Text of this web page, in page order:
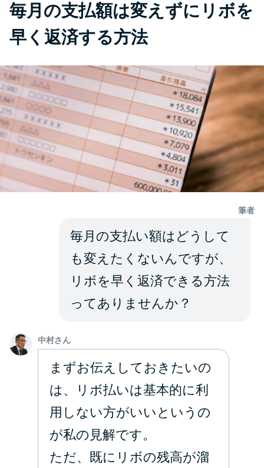
学生がお金を借りる方法は？親
へのバレにくさや将来への影響
を解説
ソフト闇金とは？悪質な手口に
は要注意！
090金融（闇金）からお金を借り
てはいけない理由と借りた場合
の対処法
申し込みブラックとは?判断の目
ブラックでもお金を借りるに
は？3つの判断基準と工面法
アコムはブラックでも審査に通
アコムとレイクどっちがいい
の？ カードローンの選び方を徹
底解説！
プロミスの返済方法を徹底解
説！ もっとも便利でお得な返済
毎月の支払額は変えずにリボを
早く返済する方法
筆者
毎月の支払い額はどうして
も変えたくないんですが、
リボを早く返済できる方法
ってありませんか？
中村さん
まずお伝えしておきたいの
は、リボ払いは基本的に利
用しない方がいいというの
が私の見解です。
ただ、既にリボの残高が溜